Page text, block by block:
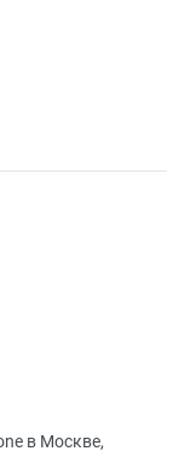
в Москве,